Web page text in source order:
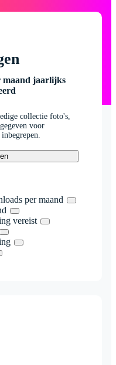
maand jaarlijks
collectie foto's,
voor
per maand
vereist